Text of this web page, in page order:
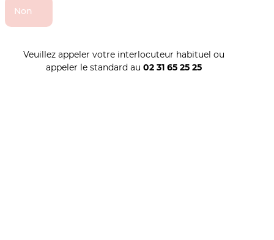
Non
Veuillez appeler votre interlocuteur habituel ou
appeler le standard au 02 31 65 25 25